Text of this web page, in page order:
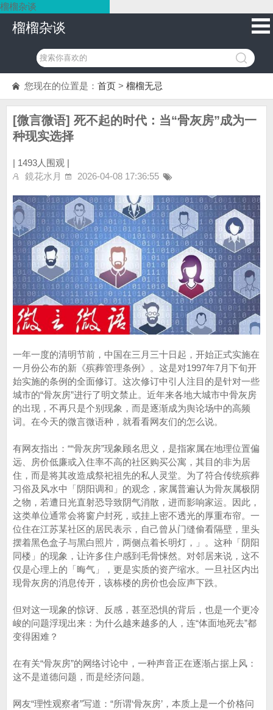
榴榴杂谈
榴榴杂谈
您现在的位置是： 首页 > 榴榴无忌
[微言微语] 死不起的时代：当“骨灰房”成为一
种现实选择
| 1493人围观 |
鏡花水月
2026-04-08 17:36:55
一年一度的清明节前，中国在三月三十日起，开始正式实施在
一月份公布的新《殡葬管理条例》。这是对1997年7月下旬开
始实施的条例的全面修订。这次修订中引人注目的是针对一些
城市的“骨灰房”进行了明文禁止。近年来各地大城市中骨灰房
的出现，不再只是个别现象，而是逐渐成为舆论场中的高频
词。在今天的微言微语种，就看看网友们的怎么说。
有网友指出：““骨灰房”现象顾名思义，是指家属在地理位置偏
远、房价低廉或入住率不高的社区购买公寓，其目的非为居
住，而是将其改造成祭祀祖先的私人灵堂。为了符合传统殡葬
习俗及风水中「阴阳调和」的观念，家属普遍认为骨灰属极阴
之物，若遭日光直射恐导致阴气消散，进而影响家运。因此，
这类单位通常会将窗户封死，或挂上密不透光的厚重布帘。一
位住在江苏某社区的居民表示，自己曾从门缝偷看隔壁，里头
摆着黑色盒子与黑白照片，两侧点着长明灯，」。这种「阴阳
同楼」的现象，让许多住户感到毛骨悚然。对邻居来说，这不
仅是心理上的「晦气」，更是实质的资产缩水。一旦社区内出
现骨灰房的消息传开，该栋楼的房价也会应声下跌。
但对这一现象的惊讶、反感，甚至恐惧的背后，也是一个更冷
峻的问题浮现出来：为什么越来越多的人，连“体面地死去”都
变得困难？
在有关“骨灰房”的网络讨论中，一种声音正在逐渐占据上风：
这不是道德问题，而是经济问题。
网友“理性观察者”写道：“所谓‘骨灰房’，本质上是一个价格问